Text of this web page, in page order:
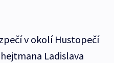
v okolí Hustopečí
Ladislava